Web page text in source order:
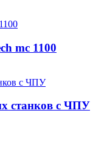
mc 1100
станков с ЧПУ